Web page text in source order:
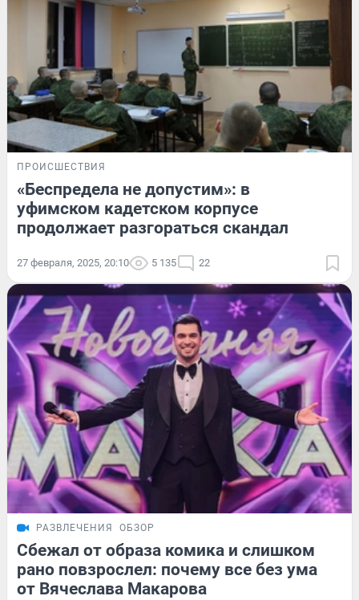
ПРОИСШЕСТВИЯ
«Беспредела не допустим»: в
уфимском кадетском корпусе
продолжает разгораться скандал
27 февраля, 2025, 20:10 5 135 22
РАЗВЛЕЧЕНИЯ ОБЗОР
Сбежал от образа комика и слишком
рано повзрослел: почему все без ума
от Вячеслава Макарова